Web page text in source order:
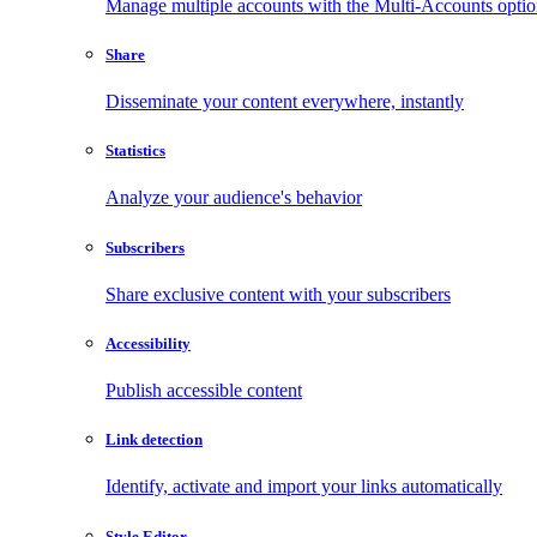
Manage multiple accounts with the Multi-Accounts
Share
Disseminate your content everywhere, instantly
Statistics
Analyze your audience's behavior
Subscribers
Share exclusive content with your subscribers
Accessibility
Publish accessible content
Link detection
Identify, activate and import your links automatically